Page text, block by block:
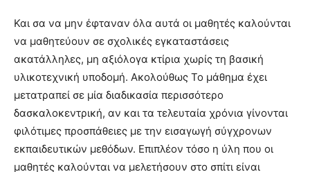
Και σα να μην έφταναν όλα αυτά οι μαθητές καλούνται
να μαθητεύουν σε σχολικές εγκαταστάσεις
ακατάλληλες, μη αξιόλογα κτίρια χωρίς τη βασική
υλικοτεχνική υποδομή. Ακολούθως Το μάθημα έχει
μετατραπεί σε μία διαδικασία περισσότερο
δασκαλοκεντρική, αν και τα τελευταία χρόνια γίνονται
φιλότιμες προσπάθειες με την εισαγωγή σύγχρονων
εκπαιδευτικών μεθόδων. Επιπλέον τόσο η ύλη που οι
μαθητές καλούνται να μελετήσουν στο σπίτι είναι